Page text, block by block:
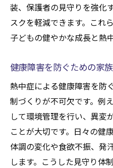
装、保護者の見守りを強化
スクを軽減できます。これ
子どもの健やかな成長と熱
健康障害を防ぐための家
熱中症による健康障害を防
制づくりが不可欠です。例
して環境管理を行い、異変
ことが大切です。日々の健
体調の変化や食欲不振、発
します。こうした見守り体